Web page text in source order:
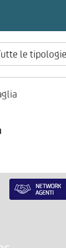
le tipologie